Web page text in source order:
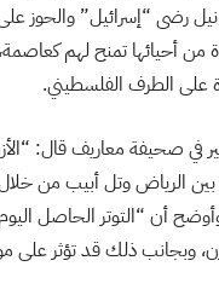
“إسرائيل” والحوز على
أحيائها تمنح لهم
على الطرف الفلسطيني.
في صحيفة معاريف قال:
الرياض وتل أبيب من
أن “التوتر الحاصل
ذلك قد تؤثر على